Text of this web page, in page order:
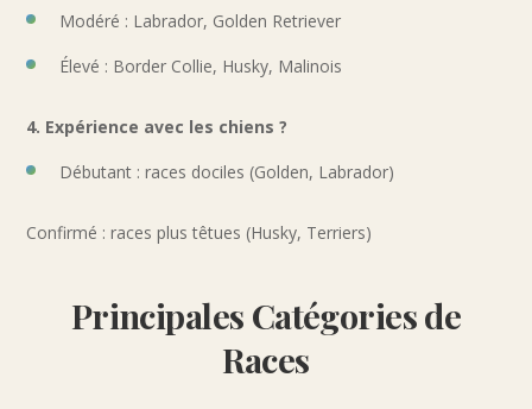
Modéré : Labrador, Golden Retriever
Élevé : Border Collie, Husky, Malinois
4. Expérience avec les chiens ?
Débutant : races dociles (Golden, Labrador)
Confirmé : races plus têtues (Husky, Terriers)
Principales Catégories de
Races